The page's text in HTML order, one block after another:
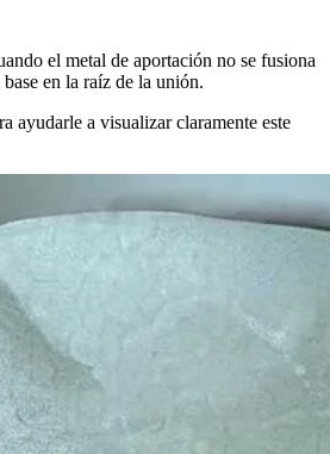
el metal de aportación no se fusiona
en la raíz de la unión.
ayudarle a visualizar claramente este